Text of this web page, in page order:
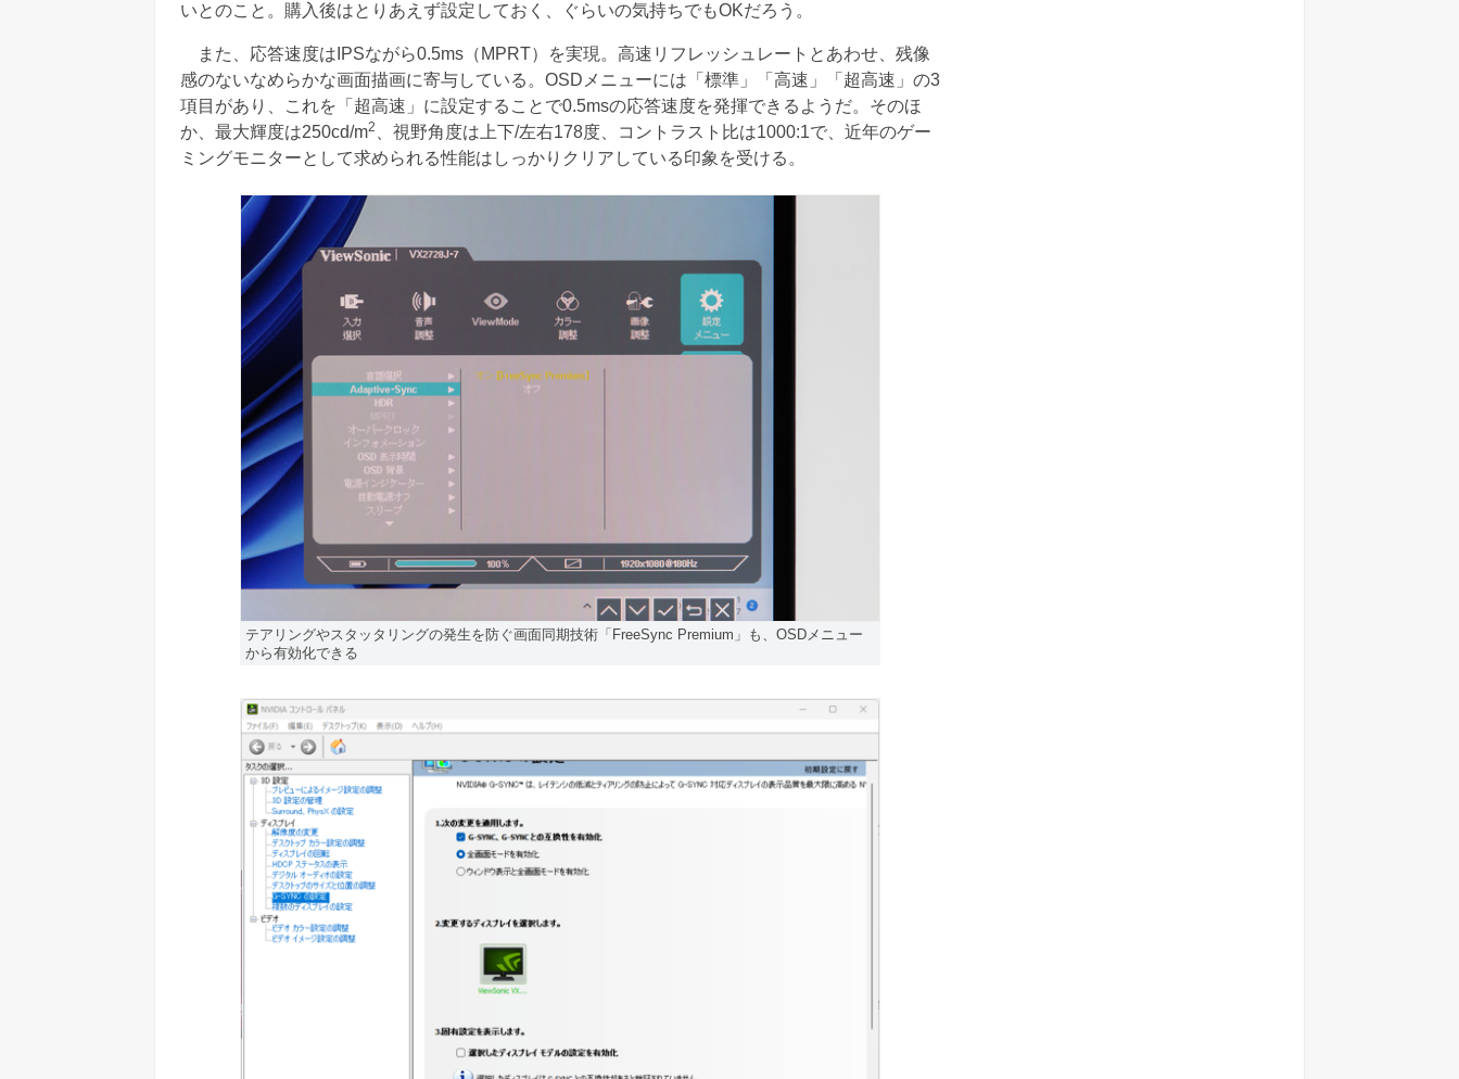
いとのこと。購入後はとりあえず設定しておく、ぐらいの気持ちでもOKだろう。
また、応答速度はIPSながら0.5ms（MPRT）を実現。高速リフレッシュレートとあわせ、残像
感のないなめらかな画面描画に寄与している。OSDメニューには「標準」「高速」「超高速」の3
項目があり、これを「超高速」に設定することで0.5msの応答速度を発揮できるようだ。そのほ
か、最大輝度は250cd/m2
、視野角度は上下/左右178度、コントラスト比は1000:1で、近年のゲー
ミングモニターとして求められる性能はしっかりクリアしている印象を受ける。
テアリングやスタッタリングの発生を防ぐ画面同期技術「FreeSync Premium」も、OSDメニュー
から有効化できる